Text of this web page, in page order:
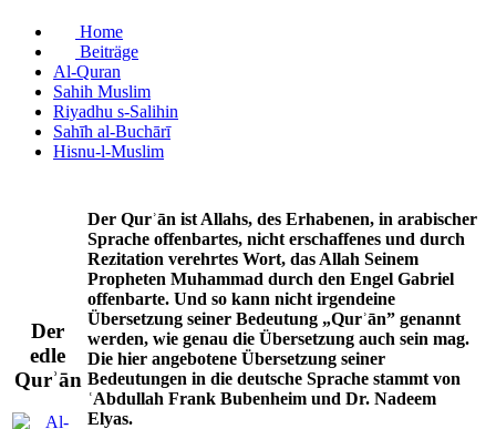
Home
Beiträge
Al-Quran
Sahih Muslim
Riyadhu s-Salihin
Sahīh al-Buchārī
Hisnu-l-Muslim
Der
edle
Qurʾān
Der Qurʾān ist Allahs, des Erhabenen, in arabischer
Sprache offenbartes, nicht erschaffenes und durch
Rezitation verehrtes Wort, das Allah Seinem
Propheten Muhammad durch den Engel Gabriel
offenbarte. Und so kann nicht irgendeine
Übersetzung seiner Bedeutung „Qurʾān” genannt
werden, wie genau die Übersetzung auch sein mag.
Die hier angebotene Übersetzung seiner
Bedeutungen in die deutsche Sprache stammt von
ʿAbdullah Frank Bubenheim und Dr. Nadeem
Elyas.